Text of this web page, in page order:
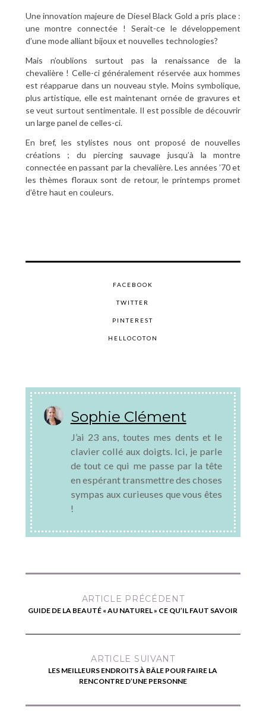
Une innovation majeure de Diesel Black Gold a pris place :
une montre connectée ! Serait-ce le développement
d’une mode alliant bijoux et nouvelles technologies?
Mais n’oublions surtout pas la renaissance de la
chevalière ! Celle-ci généralement réservée aux hommes
est réapparue dans un nouveau style. Moins symbolique,
plus artistique, elle est maintenant ornée de gravures et
se veut surtout sentimentale. Il est possible de découvrir
un large panel de celles-ci.
En bref, les stylistes nous ont proposé de nouvelles
créations ; du piercing sauvage jusqu’à la montre
connectée en passant par la chevalière. Les années ’70 et
les thèmes floraux sont de retour, le printemps promet
d’être haut en couleurs.
FACEBOOK
TWITTER
PINTEREST
HELLOCOTON
Sophie Clément
J’ai 23 ans, toutes mes dents et le
clavier collé aux doigts. Ici, je parle
de tout ce qui me passe par la tête
en espérant transmettre des choses
sympas aux curieuses que vous êtes
!
ARTICLE PRÉCÉDENT
GUIDE DE LA BEAUTÉ « AU NATUREL » CE QU’IL FAUT SAVOIR
ARTICLE SUIVANT
LES MEILLEURS ENDROITS À BÂLE POUR FAIRE LA
RENCONTRE D’UNE PERSONNE